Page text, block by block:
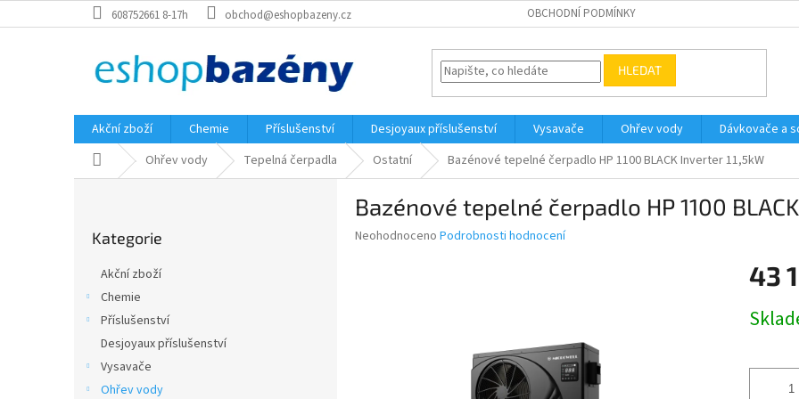
na
608752661 8-17h obchod@eshopbazeny.cz OBCHODNÍ PODMÍNKY
HLEDAT
Akční zboží Chemie Příslušenství Desjoyaux příslušenství Vysavače Ohřev vody Dávkovače a
Domů Ohřev vody Tepelná čerpadla Ostatní Bazénové tepelné čerpadlo HP 1100 BLACK Inverter 11,5kW
kategorie
Kategorie
Akční zboží
Chemie
Příslušenství
Desjoyaux příslušenství
Vysavače
Ohřev vody
Bazénové tepelné čerpadlo HP 1100
Průměrné
Neohodnoceno Podrobnosti hodnocení
43
cena: